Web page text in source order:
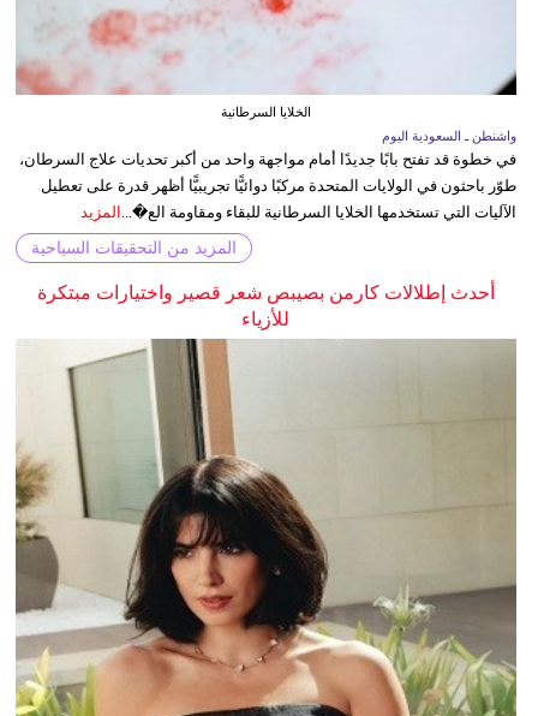
الخلايا السرطانية
واشنطن ـ السعودية اليوم
في خطوة قد تفتح بابًا جديدًا أمام مواجهة واحد من أكبر تحديات علاج السرطان،
طوّر باحثون في الولايات المتحدة مركبًا دوائيًّا تجريبيًّا أظهر قدرة على تعطيل
الآليات التي تستخدمها الخلايا السرطانية للبقاء ومقاومة الع�...
المزيد
المزيد من التحقيقات السياحية
أحدث إطلالات كارمن بصيبص شعر قصير واختيارات مبتكرة
للأزياء